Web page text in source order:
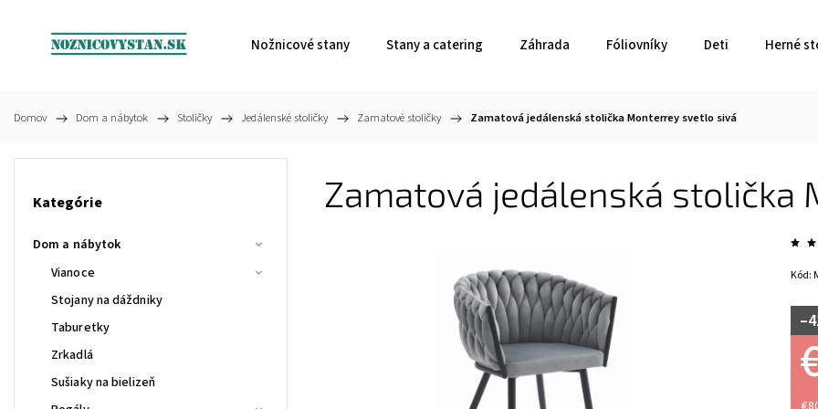
Nožnicové stany Stany a catering Záhrada Fóliovníky Deti Herné
Domov / Dom a nábytok / Stoličky / Jedálenské stoličky / Zamatové stoličky / Zamatová jedálenská stolička Monterrey svetlo sivá
Kategórie
Dom a nábytok
Vianoce
Stojany na dáždniky
Taburetky
Zrkadlá
Sušiaky na bielizeň
Zamatová jedálenská stolička
Kód: